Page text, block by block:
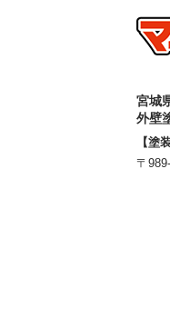
宮城
外壁
【塗
〒